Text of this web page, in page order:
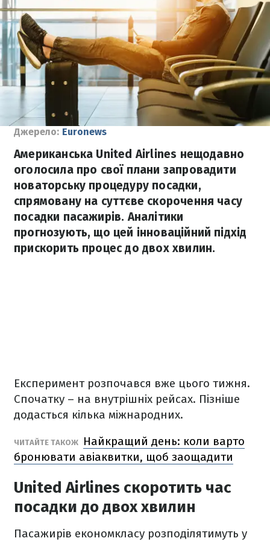
Джерело: Euronews
Американська United Airlines нещодавно
оголосила про свої плани запровадити
новаторську процедуру посадки,
спрямовану на суттєве скорочення часу
посадки пасажирів. Аналітики
прогнозують, що цей інноваційний підхід
прискорить процес до двох хвилин.
Експеримент розпочався вже цього тижня.
Спочатку – на внутрішніх рейсах. Пізніше
додасться кілька міжнародних.
ЧИТАЙТЕ ТАКОЖ
Найкращий день: коли варто
бронювати авіаквитки, щоб заощадити
United Airlines скоротить час
посадки до двох хвилин
Пасажирів економкласу розподілятимуть у